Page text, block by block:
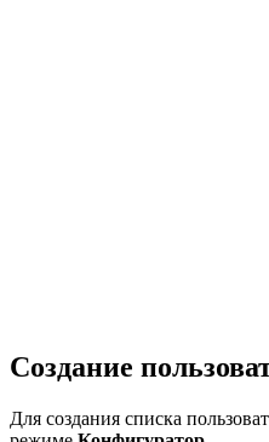
Создание
Для создания списка